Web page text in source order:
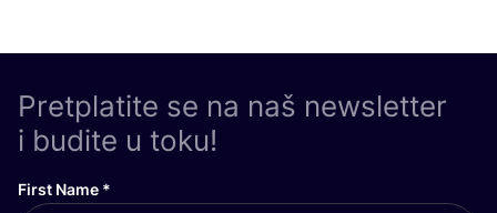
Pretplatite se na naš newsletter
i budite u toku!
First Name *